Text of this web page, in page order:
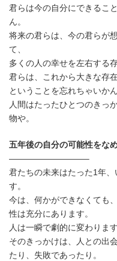
君らは今の自分にできるこ
ん。
将来の君らは、今の君らが
て、
多くの人の幸せを左右する
君らは、これから大きな存
ということを忘れちゃいかん
人間はたったひとつのきっ
物や。
五年後の自分の可能性をなめ
—————————–
君たちの未来はたった1年
す。
今は、何かができなくても
性は充分にあります。
人は一瞬で劇的に変わります
そのきっかけは、人との出
たり、失敗であったり。